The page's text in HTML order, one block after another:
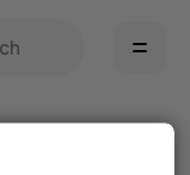
avhjälpa det.